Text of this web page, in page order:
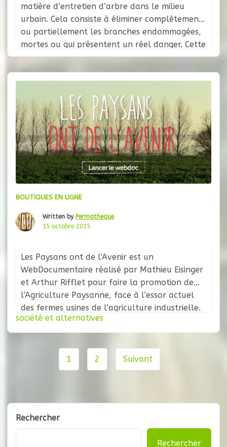
matière d’entretien d’arbre dans le milieu
urbain. Cela consiste à éliminer complètement
ou partiellement les branches endommagées,
mortes ou qui présentent un réel danger. Cette
technique permet aussi de préserver la santé,
la qualité et la forme naturelle de l’arbre
Pourquoi élaguer ? Sécurité, intérêt esthétique,
limitation de
BOUTIQUES EN LIGNE
Written by Permatheque
15 octobre 2015
Les Paysans ont de l’Avenir est un
WebDocumentaire réalisé par Mathieu Eisinger
et Arthur Rifflet pour faire la promotion de
l’Agriculture Paysanne, face à l’essor actuel
des fermes usines de l’agriculture industrielle.
Il propose de découvrir à travers le parcours
de divers paysans ce qu’est la vrai agriculture
société et alternatives
Navigation
1 2 Suivant
Rechercher
Rechercher